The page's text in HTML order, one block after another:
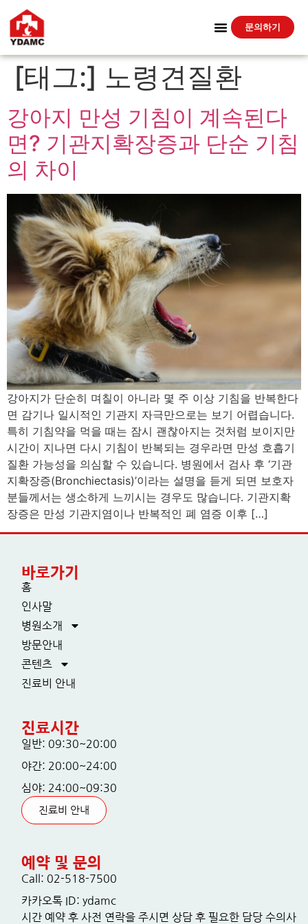
문의하기
[태그:] 노령견질환
강아지 만성 기침이 계속된다
면? 기관지확장증과 단순 기침
의 차이
강아지가 단순히 며칠이 아니라 몇 주 이상 기침을 반복한다
면 감기나 일시적인 기관지 자극만으로는 보기 어렵습니다.
특히 기침약을 먹을 때는 잠시 괜찮아지는 것처럼 보이지만
시간이 지나면 다시 기침이 반복되는 경우라면 만성 호흡기
질환 가능성을 의심할 수 있습니다. 병원에서 검사 후 ‘기관
지확장증(Bronchiectasis)’이라는 설명을 듣게 되면 보호자
분들께서는 생소하게 느끼시는 경우도 많습니다. 기관지확
장증은 만성 기관지염이나 반복적인 폐 염증 이후 […]
바로가기
홈
인사말
병원소개
방문안내
콘텐츠
진료비 안내
진료시간
일반: 09:30~20:00
야간: 20:00~24:00
심야: 24:00~09:30
진료비 안내
예약 및 문의
Call: 02-518-7500
카카오톡 ID: ydamc
시간 예약 후 사전 연락을 주시면 상담 후 필요한 담당 수의사